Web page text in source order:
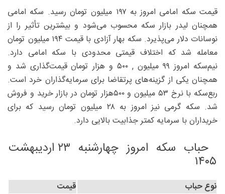
قیمت سکه امامی امروز به ۱۹۷ میلیون تومان رسید. سکه امامی
همچنان لیدر بازار سکه محسوب می‌شود و بیشترین تأثیر را از
نوسانات دلار می‌پذیرد. سکه بهار آزادی با قیمت ۱۹۴ میلیون تومان
معامله شد که اختلاف قیمتی محدودی با سکه امامی دارد.
نیم‌سکه امروز ۹۹ میلیون , ۵۰۰ و هزار تومان قیمت‌گذاری شد و
همچنان یکی از گزینه‌های پرتقاضا برای سرمایه‌گذاران خرد است.
ربع‌سکه با نرخ ۵۳ میلیون و ۵۰۰هزار تومان در بازار خرید و فروش
شد. سکه گرمی نیز امروز به ۲۸ میلیون تومان رسید که برای
خریداران با سرمایه کمتر جذابیت بالایی دارد.
حباب سکه امروز چهارشنبه ۲۳ اردیبهشت
۱۴۰۵
نوع حباب
قیمت